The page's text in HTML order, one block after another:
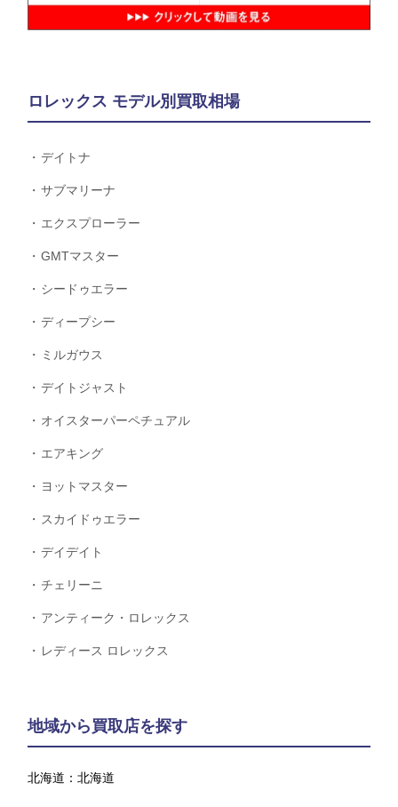
ロレックス モデル別買取相場
デイトナ
サブマリーナ
エクスプローラー
GMTマスター
シードゥエラー
ディープシー
ミルガウス
デイトジャスト
オイスターパーペチュアル
エアキング
ヨットマスター
スカイドゥエラー
デイデイト
チェリーニ
アンティーク・ロレックス
レディース ロレックス
地域から買取店を探す
北海道：北海道